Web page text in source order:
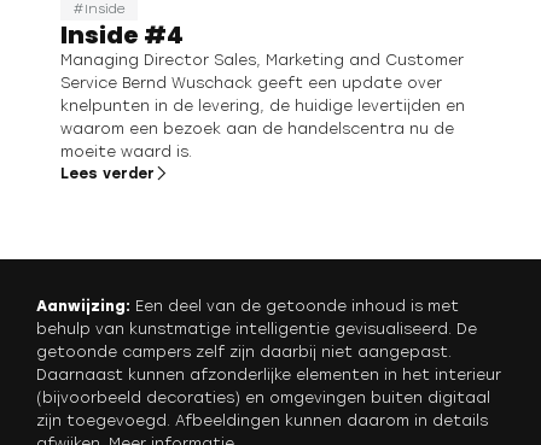
Inside
Inside #4
Managing Director Sales, Marketing and Customer
Service Bernd Wuschack geeft een update over
knelpunten in de levering, de huidige levertijden en
waarom een bezoek aan de handelscentra nu de
moeite waard is.
Lees verder
Aanwijzing: Een deel van de getoonde inhoud is met
behulp van kunstmatige intelligentie gevisualiseerd. De
getoonde campers zelf zijn daarbij niet aangepast.
Daarnaast kunnen afzonderlijke elementen in het interieur
(bijvoorbeeld decoraties) en omgevingen buiten digitaal
zijn toegevoegd. Afbeeldingen kunnen daarom in details